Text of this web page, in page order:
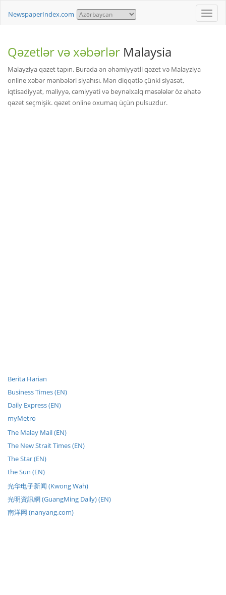
Toggle
NewspaperIndex.com
Qəzetlər və xəbərlər Malaysia
Malayziya qəzet tapın. Burada ən əhəmiyyətli qəzet və Malayziya
online xəbər mənbələri siyahısı. Mən diqqətlə çünki siyasət,
iqtisadiyyat, maliyyə, cəmiyyəti və beynəlxalq məsələlər öz əhatə
qəzet seçmişik. qəzet online oxumaq üçün pulsuzdur.
Berita Harian
Business Times (EN)
Daily Express (EN)
myMetro
The Malay Mail (EN)
The New Strait Times (EN)
The Star (EN)
the Sun (EN)
光华电子新闻 (Kwong Wah)
光明資訊網 (GuangMing Daily) (EN)
南洋网 (nanyang.com)